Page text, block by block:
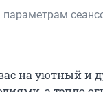
на уютный и